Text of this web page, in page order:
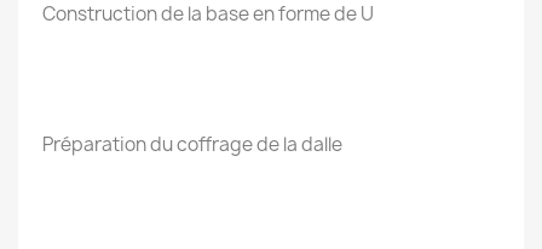
Construction de la base en forme de U
Préparation du coffrage de la dalle